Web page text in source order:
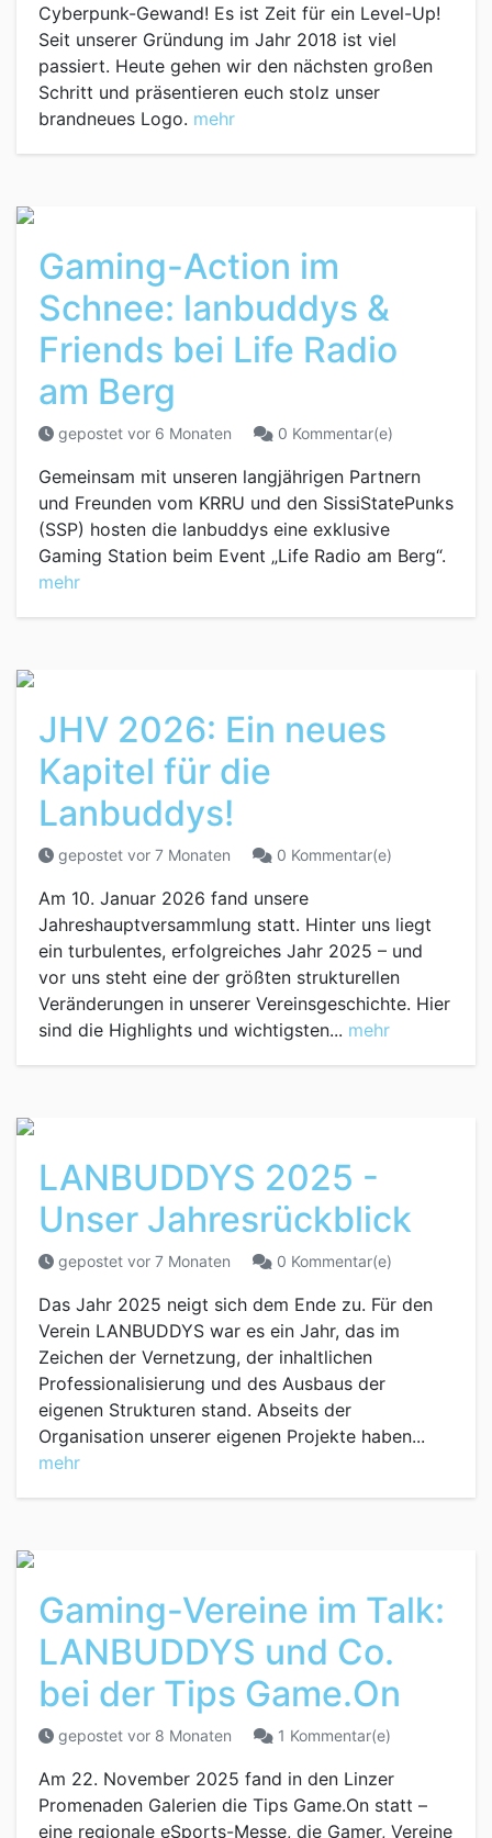
Cyberpunk-Gewand! Es ist Zeit für ein Level-Up!
Seit unserer Gründung im Jahr 2018 ist viel
passiert. Heute gehen wir den nächsten großen
Schritt und präsentieren euch stolz unser
brandneues Logo. mehr
Gaming-Action im
Schnee: lanbuddys &
Friends bei Life Radio
am Berg
gepostet vor 6 Monaten 0 Kommentar(e)
Gemeinsam mit unseren langjährigen Partnern
und Freunden vom KRRU und den SissiStatePunks
(SSP) hosten die lanbuddys eine exklusive
Gaming Station beim Event „Life Radio am Berg“.
mehr
JHV 2026: Ein neues
Kapitel für die
Lanbuddys!
gepostet vor 7 Monaten 0 Kommentar(e)
Am 10. Januar 2026 fand unsere
Jahreshauptversammlung statt. Hinter uns liegt
ein turbulentes, erfolgreiches Jahr 2025 – und
vor uns steht eine der größten strukturellen
Veränderungen in unserer Vereinsgeschichte. Hier
sind die Highlights und wichtigsten... mehr
LANBUDDYS 2025 -
Unser Jahresrückblick
gepostet vor 7 Monaten 0 Kommentar(e)
Das Jahr 2025 neigt sich dem Ende zu. Für den
Verein LANBUDDYS war es ein Jahr, das im
Zeichen der Vernetzung, der inhaltlichen
Professionalisierung und des Ausbaus der
eigenen Strukturen stand. Abseits der
Organisation unserer eigenen Projekte haben...
mehr
Gaming-Vereine im Talk:
LANBUDDYS und Co.
bei der Tips Game.On
gepostet vor 8 Monaten 1 Kommentar(e)
Am 22. November 2025 fand in den Linzer
Promenaden Galerien die Tips Game.On statt –
eine regionale eSports-Messe, die Gamer, Vereine